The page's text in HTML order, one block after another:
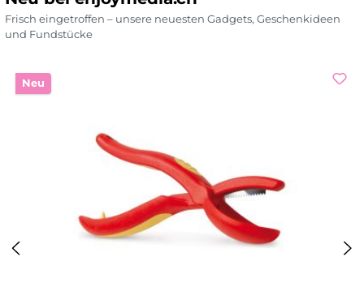
Frisch eingetroffen – unsere neuesten Gadgets, Geschenkideen
und Fundstücke
Neu